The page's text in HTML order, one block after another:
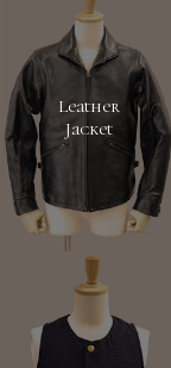
Leather
Jacket